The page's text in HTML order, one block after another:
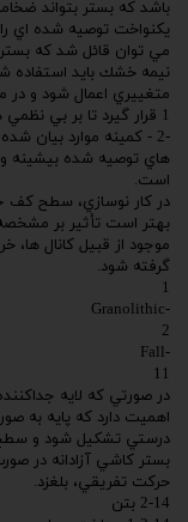
باشد كه بستر بتواند
يكنواخت توصيه شده اي
مي توان قائل شد كه
نيمه خشك بايد استفاده
متغييري اعمال شود و
1 قرار گيرد تا بر بي
-2 - كمينه موارد بيان شده در 24
است.
در كار نوسازي، سطح كف
بهتر است تأثير بر
موجود از قبيل كانال ها،
گرفته شود.
1
-Granolithic
2
-Fall
11
در صورتي كه لايه
اهميت دارد كه پايه به
درستي تشكيل شود و سطح
بستر كاشي آزادانه در
حركت تفريقي، بلغزد.
2-14 بتن